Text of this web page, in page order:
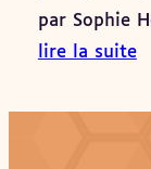
par Sophie
lire la suite